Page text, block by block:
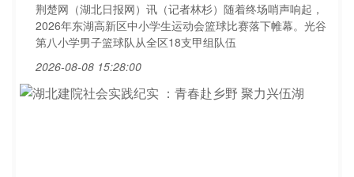
荆楚网（湖北日报网）讯（记者林杉）随着终场哨声响起，
2026年东湖高新区中小学生运动会篮球比赛落下帷幕。光谷
第八小学男子篮球队从全区18支甲组队伍
2026-08-08 15:28:00